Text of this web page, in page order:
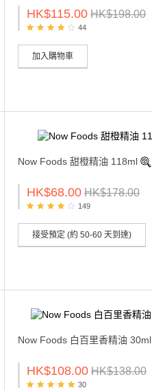
HK$115.00 HK$198.00
44
加入購物車
Now Foods 甜橙精油 118ml
HK$68.00 HK$178.00
149
接受預定 (約 50-60 天到達)
Now Foods 白百里香精油 30ml
HK$108.00 HK$138.00
30